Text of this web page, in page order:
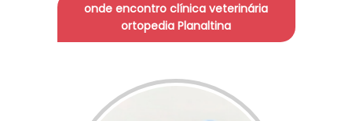
onde encontro clínica veterinária
ortopedia Planaltina